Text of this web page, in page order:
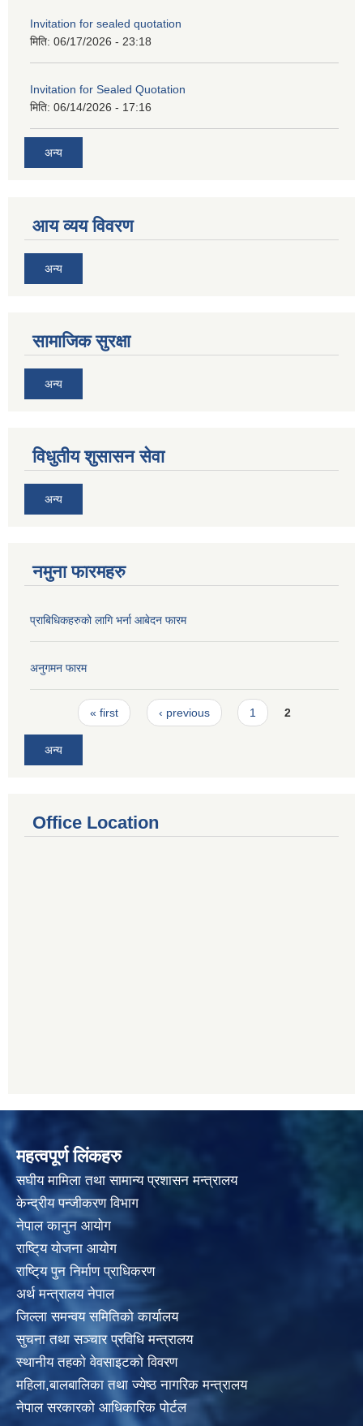
Invitation for sealed quotation
मिति: 06/17/2026 - 23:18
Invitation for Sealed Quotation
मिति: 06/14/2026 - 17:16
अन्य
आय व्यय विवरण
अन्य
सामाजिक सुरक्षा
अन्य
विधुतीय शुसासन सेवा
अन्य
नमुना फारमहरु
प्राबिधिकहरुको लागि भर्ना आबेदन फारम
अनुगमन फारम
Pages« first ‹ previous 1 2
अन्य
Office Location
महत्वपूर्ण लिंकहरु
स‌घीय मामिला तथा सामान्य प्रशासन मन्त्रालय
केन्द्रीय पन्जीकरण विभाग
नेपाल कानुन आयाेग
राष्टि्य याेजना आयाेग
राष्टि्य पुन निर्माण प्राधिकरण
अर्थ मन्त्रालय नेपाल
जिल्ला समन्वय समितिको कार्यालय
सुचना तथा सञ्चार प्रविधि मन्त्रालय
स्थानीय तहकाे वेवसाइटकाे विवरण
महिला,बालबालिका तथा ज्येष्ठ नागरिक मन्त्रालय
नेपाल सरकारको आधिकारिक पोर्टल